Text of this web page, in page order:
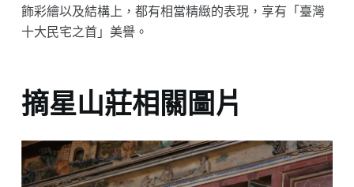
飾彩繪以及結構上，都有相當精緻的表現，享有「臺灣
十大民宅之首」美譽。
摘星山莊相關圖片